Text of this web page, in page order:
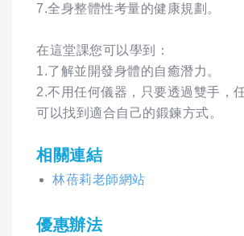
7.全身整體性考量的健康規劃。
在這堂課您可以學到：
1.了解並開發身體的自癒潛力。
2.不用任何儀器，只要透過雙手，
可以找到適合自己的鍛鍊方式。
相關連結
林蓓莉老師網站
優惠辦法